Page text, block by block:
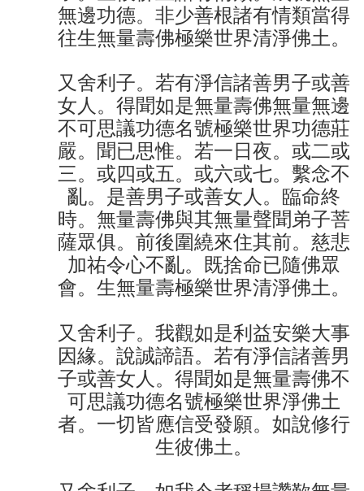
無邊功德。非少善根諸有情類當得
往生無量壽佛極樂世界清淨佛土。
又舍利子。若有淨信諸善男子或善
女人。得聞如是無量壽佛無量無邊
不可思議功德名號極樂世界功德莊
嚴。聞已思惟。若一日夜。或二或
三。或四或五。或六或七。繫念不
亂。是善男子或善女人。臨命終
時。無量壽佛與其無量聲聞弟子菩
薩眾俱。前後圍繞來住其前。慈悲
加祐令心不亂。既捨命已隨佛眾
會。生無量壽極樂世界清淨佛土。
又舍利子。我觀如是利益安樂大事
因緣。說誠諦語。若有淨信諸善男
子或善女人。得聞如是無量壽佛不
可思議功德名號極樂世界淨佛土
者。一切皆應信受發願。如說修行
生彼佛土。